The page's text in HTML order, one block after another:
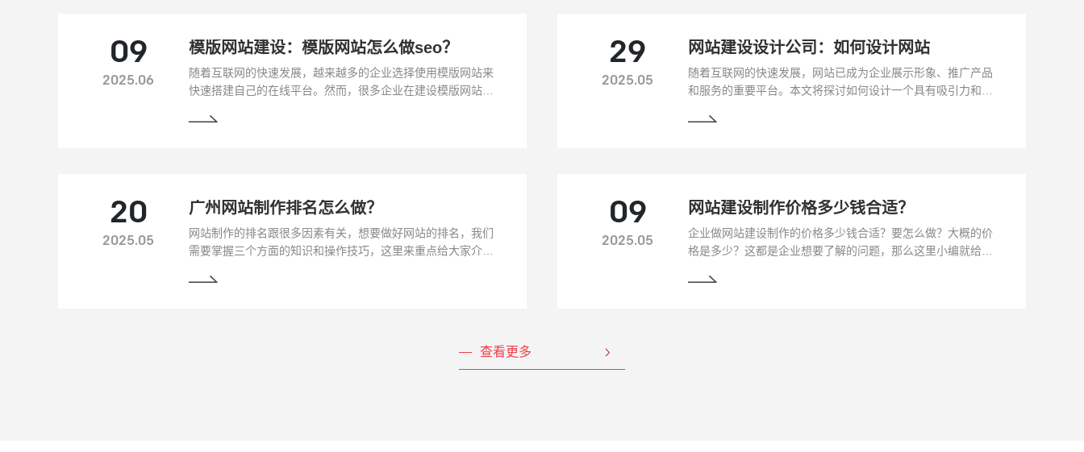
09
2025.06
模版网站建设：模版网站怎么做seo？
随着互联网的快速发展，越来越多的企业选择使用模版网站来
快速搭建自己的在线平台。然而，很多企业在建设模版网站时
站建设的角度，探讨如何进行SEO优化，提升网站的搜索引擎
29
2025.05
网站建设设计公司：如何设计网站
随着互联网的快速发展，网站已成为企业展示形象、推广产品
和服务的重要平台。本文将探讨如何设计一个具有吸引力和影
20
2025.05
广州网站制作排名怎么做？
网站制作的排名跟很多因素有关，想要做好网站的排名，我们
需要掌握三个方面的知识和操作技巧，这里来重点给大家介绍
09
2025.05
网站建设制作价格多少钱合适？
企业做网站建设制作的价格多少钱合适？要怎么做？大概的价
格是多少？这都是企业想要了解的问题，那么这里小编就给大
查看更多